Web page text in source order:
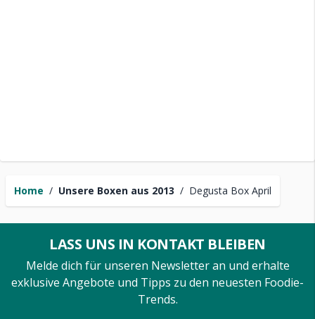
Home / Unsere Boxen aus 2013 / Degusta Box April
LASS UNS IN KONTAKT BLEIBEN
Melde dich für unseren Newsletter an und erhalte
exklusive Angebote und Tipps zu den neuesten Foodie-
Trends.